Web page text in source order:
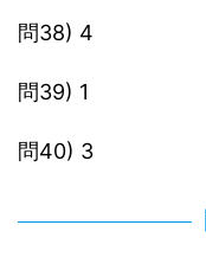
問38) 4
問39) 1
問40) 3